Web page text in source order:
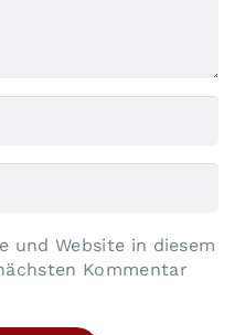
und Website in diesem
Kommentar